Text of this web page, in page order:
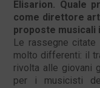
Elisarion. Quale
come direttore
proposte musicali
Le rassegne citate
molto differenti: il
rivolta alle giovani
per i musicisti